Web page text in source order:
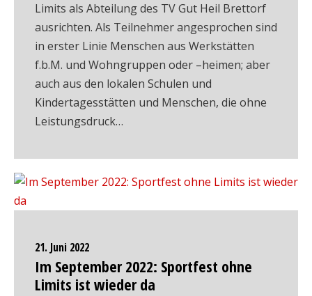
Limits als Abteilung des TV Gut Heil Brettorf
ausrichten. Als Teilnehmer angesprochen sind
in erster Linie Menschen aus Werkstätten
f.b.M. und Wohngruppen oder –heimen; aber
auch aus den lokalen Schulen und
Kindertagesstätten und Menschen, die ohne
Leistungsdruck…
21. Juni 2022
Im September 2022: Sportfest ohne
Limits ist wieder da